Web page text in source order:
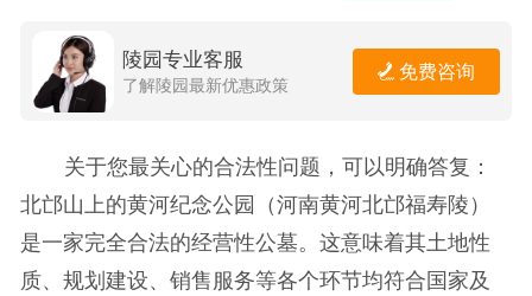
陵园专业客服
了解陵园最新优惠政策
免费咨询
关于您最关心的合法性问题，可以明确答复：
北邙山上的黄河纪念公园（河南黄河北邙福寿陵）
是一家完全合法的经营性公墓。这意味着其土地性
质、规划建设、销售服务等各个环节均符合国家及